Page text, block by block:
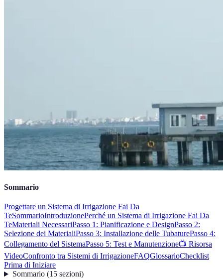
Sommario
Progettare un Sistema di Irrigazione Fai Da
TeSommarioIntroduzionePerché un Sistema di Irrigazione Fai Da
TeMateriali NecessariPasso 1: Pianificazione e DesignPasso 2:
Selezione dei MaterialiPasso 3: Installazione delle TubaturePasso 4:
Collegamento del SistemaPasso 5: Test e Manutenzione📺 Risorsa
VideoConfronto tra Sistemi di IrrigazioneFAQGlossarioChecklist
Prima di Iniziare
Sommario(15 sezioni)